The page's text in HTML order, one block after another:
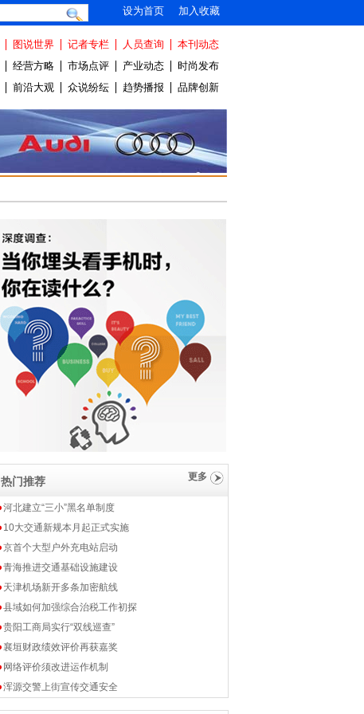
加入收藏
设为首页
图说世界 记者专栏 人员查询
本刊动态
经营方略 市场点评 产业动态
时尚发布
前沿大观 众说纷纭 趋势播报 品牌创新
热门推荐 更多
河北建立“三小”黑名单制度
10大交通新规本月起正式实施
京首个大型户外充电站启动
青海推进交通基础设施建设
天津机场新开多条加密航线
县域如何加强综合治税工作初探
贵阳工商局实行“双线巡查”
襄垣财政绩效评价再获嘉奖
网络评价须改进运作机制
浑源交警上街宣传交通安全